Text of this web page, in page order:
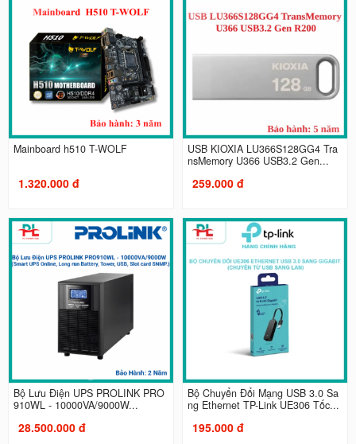
Mainboard h510 T-WOLF
1.320.000 đ
USB KIOXIA LU366S128GG4 Tra
nsMemory U366 USB3.2 Gen...
259.000 đ
Bộ Lưu Điện UPS PROLINK PRO
910WL - 10000VA/9000W...
28.500.000 đ
Bộ Chuyển Đổi Mạng USB 3.0 Sa
ng Ethernet TP-Link UE306 Tốc...
195.000 đ